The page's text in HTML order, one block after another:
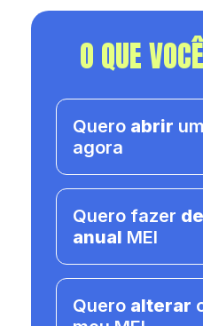
O QUE
Quero abrir
agora
Quero fazer
anual MEI
Quero alterar